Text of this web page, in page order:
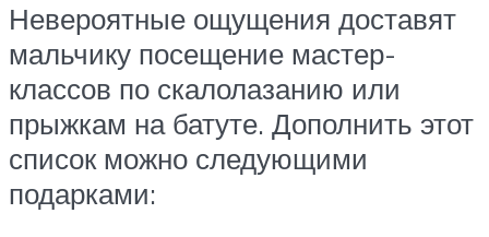
Невероятные ощущения доставят
мальчику посещение мастер-
классов по скалолазанию или
прыжкам на батуте. Дополнить этот
список можно следующими
подарками: